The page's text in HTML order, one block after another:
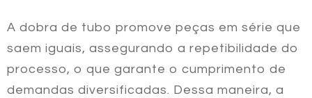
A dobra de tubo promove peças em série que
saem iguais, assegurando a repetibilidade do
processo, o que garante o cumprimento de
demandas diversificadas. Dessa maneira, a